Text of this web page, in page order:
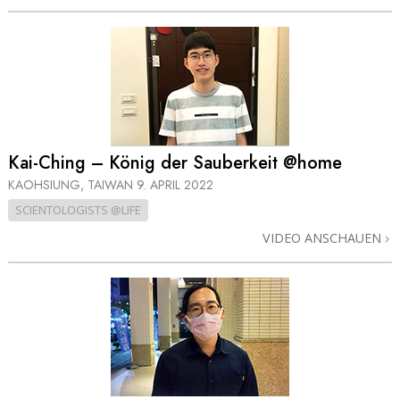
Kai-Ching – König der Sauberkeit @home
KAOHSIUNG, TAIWAN 9. APRIL 2022
SCIENTOLOGISTS @LIFE
VIDEO ANSCHAUEN